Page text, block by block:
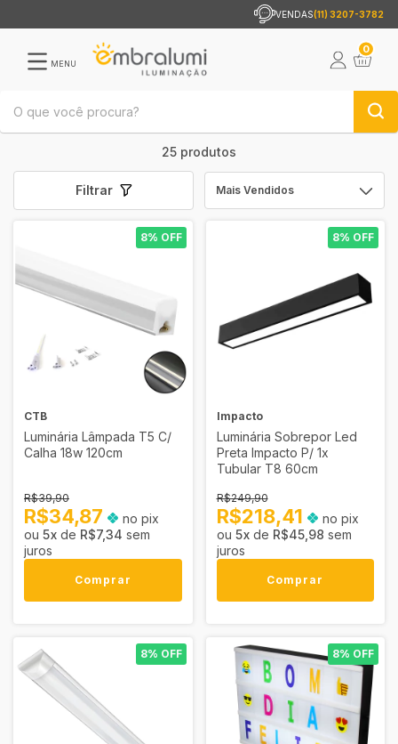
VENDAS(11) 3207-3782
MENU
0
25 produtos
Filtrar
8% OFF
CTB
Luminária Lâmpada T5 C/
Calha 18w 120cm
R$39,90
R$34,87
no pix
5x de R$7,34 sem
juros
Comprar
8% OFF
Impacto
Luminária Sobrepor Led
Preta Impacto P/ 1x
Tubular T8 60cm
R$249,90
R$218,41
no pix
5x de R$45,98 sem
juros
Comprar
8% OFF 8% OFF